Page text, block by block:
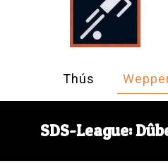
Thús
SDS-League: